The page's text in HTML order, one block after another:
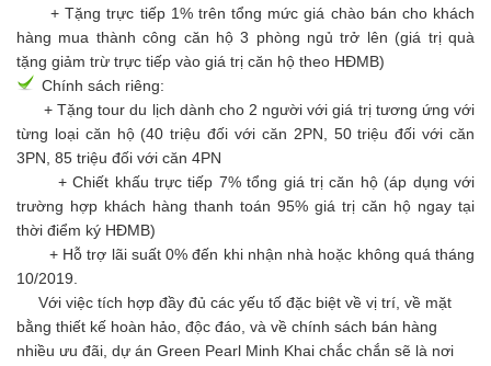
+ Tặng trực tiếp 1% trên tổng mức giá chào bán cho khách
hàng mua thành công căn hộ 3 phòng ngủ trở lên (giá trị quà
tặng giảm trừ trực tiếp vào giá trị căn hộ theo HĐMB)
Chính sách riêng:
+ Tặng tour du lịch dành cho 2 người với giá trị tương ứng với
từng loại căn hộ (40 triệu đối với căn 2PN, 50 triệu đối với căn
3PN, 85 triệu đối với căn 4PN
+ Chiết khấu trực tiếp 7% tổng giá trị căn hộ (áp dụng với
trường hợp khách hàng thanh toán 95% giá trị căn hộ ngay tại
thời điểm ký HĐMB)
+ Hỗ trợ lãi suất 0% đến khi nhận nhà hoặc không quá tháng
10/2019.
Với việc tích hợp đầy đủ các yếu tố đặc biệt về vị trí, về mặt
bằng thiết kế hoàn hảo, độc đáo, và về chính sách bán hàng
nhiều ưu đãi, dự án Green Pearl Minh Khai chắc chắn sẽ là nơi